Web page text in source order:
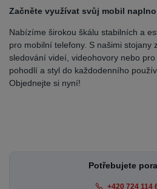
Začněte využívat svůj mobil
Nabízíme širokou škálu stabilních a
pro mobilní telefony. S našimi stojany
sledování videí, videohovory nebo
pohodlí a styl do každodenního
Objednejte si nyní!
Potřebujete
+420 724 114